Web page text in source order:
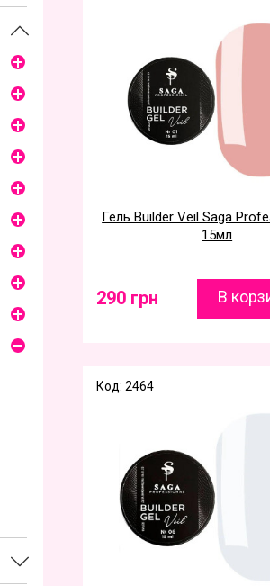
Гель Builder Veil Saga
15мл
290 грн В
Код: 2464